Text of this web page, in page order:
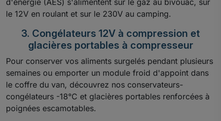
le 12V en roulant et sur le 230V au camping.
3. Congélateurs 12V à compression et
glacières portables à compresseur
Pour conserver vos aliments surgelés pendant plusieurs
semaines ou emporter un module froid d'appoint dans
le coffre du van, découvrez nos conservateurs-
congélateurs -18°C et glacières portables renforcées à
poignées escamotables.